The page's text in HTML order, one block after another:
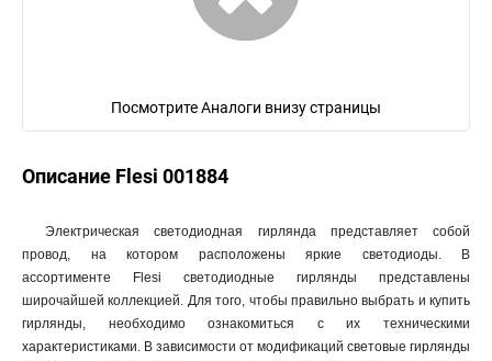
Посмотрите Аналоги внизу страницы
Описание Flesi 001884
Электрическая светодиодная гирлянда представляет собой
провод, на котором расположены яркие светодиоды. В
ассортименте Flesi светодиодные гирлянды представлены
широчайшей коллекцией. Для того, чтобы правильно выбрать и купить
гирлянды, необходимо ознакомиться с их техническими
характеристиками. В зависимости от модификаций световые гирлянды